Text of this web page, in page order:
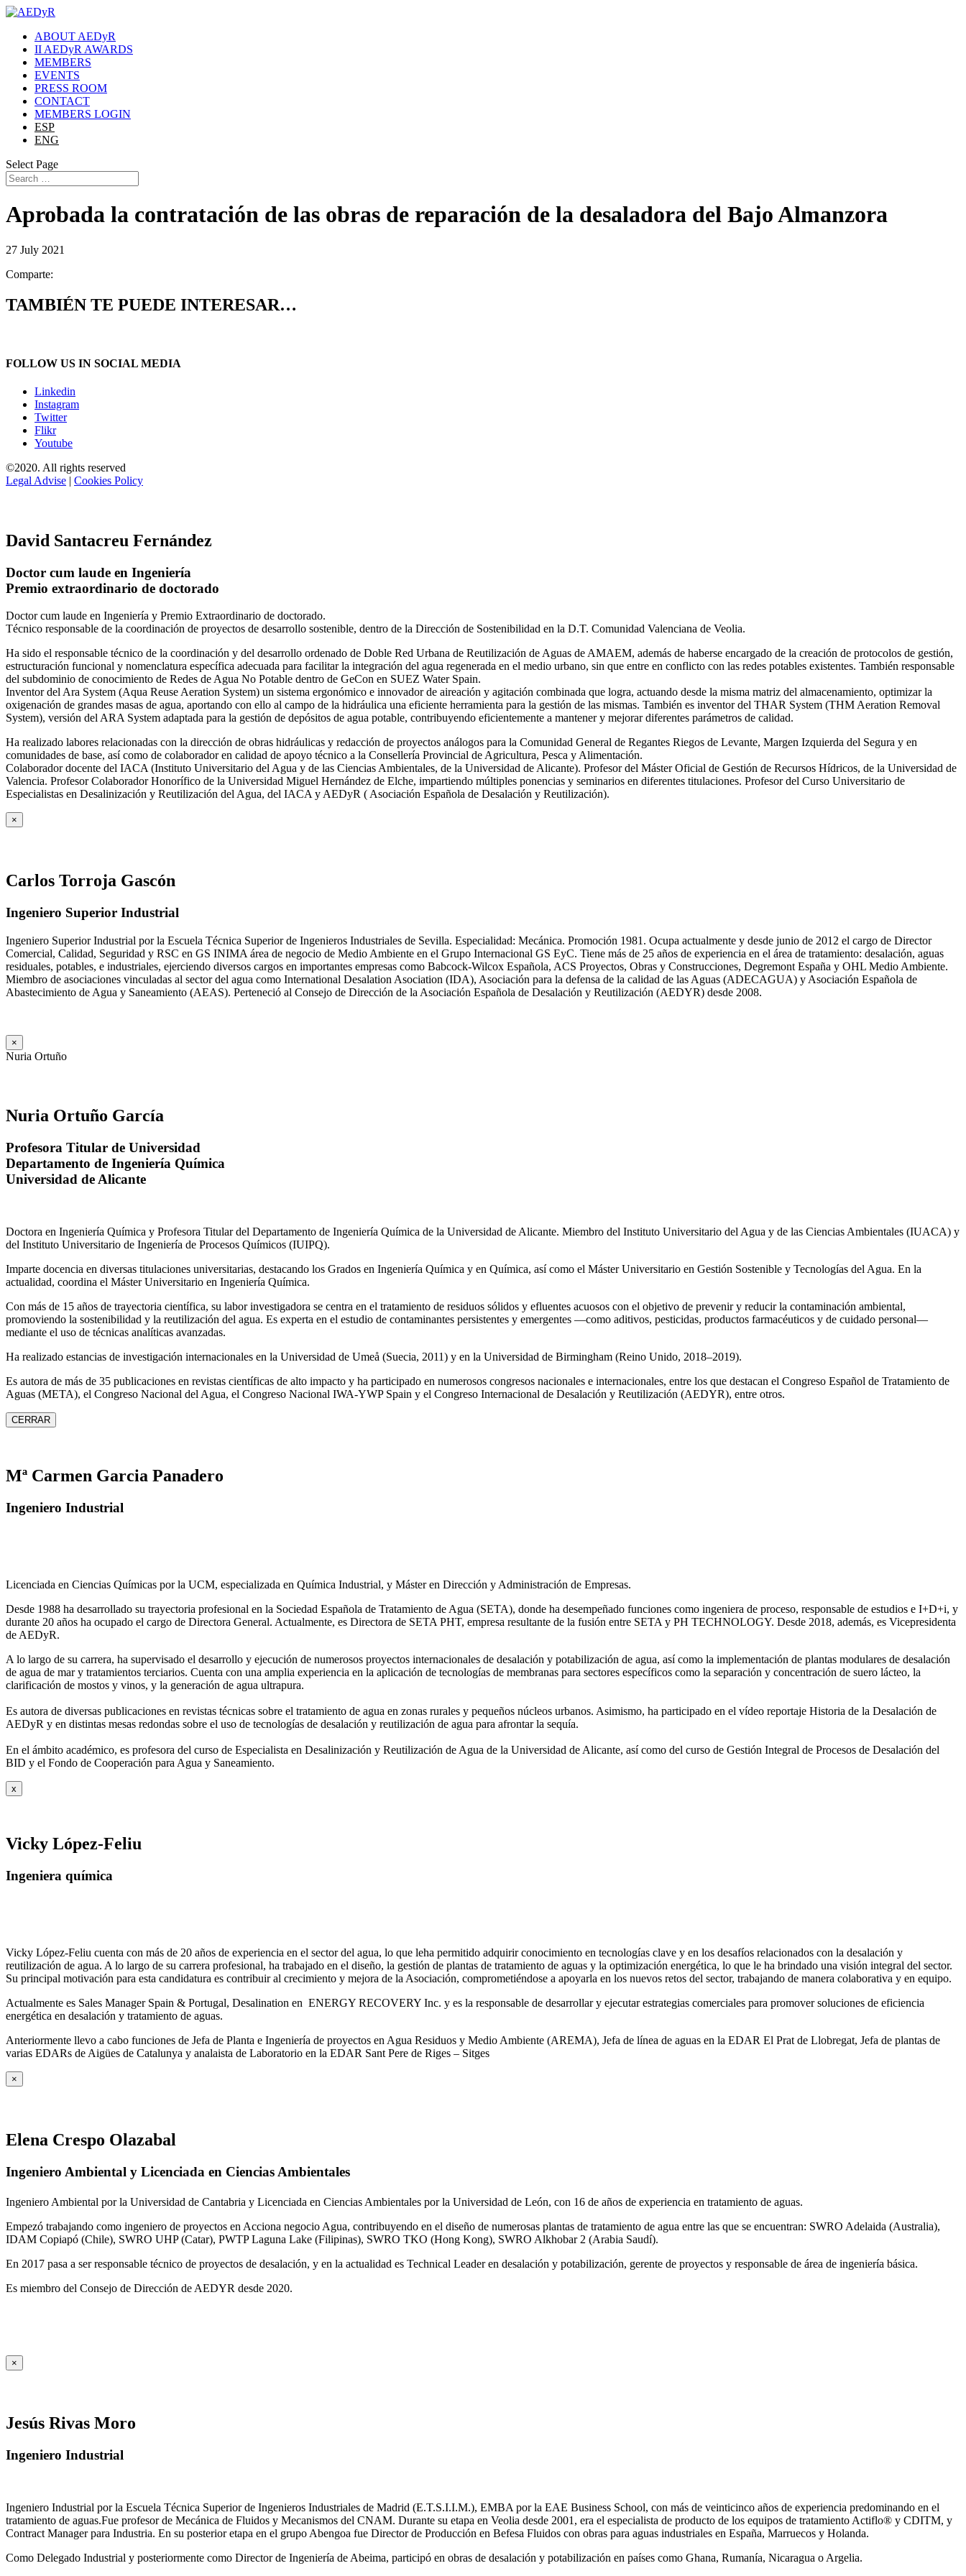
ABOUT AEDyR
II AEDyR AWARDS
MEMBERS
EVENTS
PRESS ROOM
CONTACT
MEMBERS LOGIN
ESP
ENG
Select Page
Aprobada la contratación de las obras de reparación de la desaladora del Bajo Almanzora
27 July 2021
Comparte:
TAMBIÉN TE PUEDE INTERESAR…
FOLLOW US IN SOCIAL MEDIA
Linkedin
Instagram
Twitter
Flikr
Youtube
©2020. All rights reserved
Legal Advise | Cookies Policy
David Santacreu Fernández
Doctor cum laude en Ingeniería
Premio extraordinario de doctorado
Doctor cum laude en Ingeniería y Premio Extraordinario de doctorado.
Técnico responsable de la coordinación de proyectos de desarrollo sostenible, dentro de la Dirección de Sostenibilidad en la D.T. Comunidad Valenciana de Veolia.
Ha sido el responsable técnico de la coordinación y del desarrollo ordenado de Doble Red Urbana de Reutilización de Aguas de AMAEM, además de haberse encargado de la creación de protocolos de gestión,
estructuración funcional y nomenclatura específica adecuada para facilitar la integración del agua regenerada en el medio urbano, sin que entre en conflicto con las redes potables existentes. También responsable
del subdominio de conocimiento de Redes de Agua No Potable dentro de GeCon en SUEZ Water Spain.
Inventor del Ara System (Aqua Reuse Aeration System) un sistema ergonómico e innovador de aireación y agitación combinada que logra, actuando desde la misma matriz del almacenamiento, optimizar la
oxigenación de grandes masas de agua, aportando con ello al campo de la hidráulica una eficiente herramienta para la gestión de las mismas. También es inventor del THAR System (THM Aeration Removal
System), versión del ARA System adaptada para la gestión de depósitos de agua potable, contribuyendo eficientemente a mantener y mejorar diferentes parámetros de calidad.
Ha realizado labores relacionadas con la dirección de obras hidráulicas y redacción de proyectos análogos para la Comunidad General de Regantes Riegos de Levante, Margen Izquierda del Segura y en
comunidades de base, así como de colaborador en calidad de apoyo técnico a la Consellería Provincial de Agricultura, Pesca y Alimentación.
Colaborador docente del IACA (Instituto Universitario del Agua y de las Ciencias Ambientales, de la Universidad de Alicante). Profesor del Máster Oficial de Gestión de Recursos Hídricos, de la Universidad de
Valencia. Profesor Colaborador Honorífico de la Universidad Miguel Hernández de Elche, impartiendo múltiples ponencias y seminarios en diferentes titulaciones. Profesor del Curso Universitario de
Especialistas en Desalinización y Reutilización del Agua, del IACA y AEDyR ( Asociación Española de Desalación y Reutilización).
×
Carlos Torroja Gascón
Ingeniero Superior Industrial
Ingeniero Superior Industrial por la Escuela Técnica Superior de Ingenieros Industriales de Sevilla. Especialidad: Mecánica. Promoción 1981. Ocupa actualmente y desde junio de 2012 el cargo de Director
Comercial, Calidad, Seguridad y RSC en GS INIMA área de negocio de Medio Ambiente en el Grupo Internacional GS EyC. Tiene más de 25 años de experiencia en el área de tratamiento: desalación, aguas
residuales, potables, e industriales, ejerciendo diversos cargos en importantes empresas como Babcock-Wilcox Española, ACS Proyectos, Obras y Construcciones, Degremont España y OHL Medio Ambiente.
Miembro de asociaciones vinculadas al sector del agua como International Desalation Asociation (IDA), Asociación para la defensa de la calidad de las Aguas (ADECAGUA) y Asociación Española de
Abastecimiento de Agua y Saneamiento (AEAS). Perteneció al Consejo de Dirección de la Asociación Española de Desalación y Reutilización (AEDYR) desde 2008.
×
Nuria Ortuño
Nuria Ortuño García
Profesora Titular de Universidad
Departamento de Ingeniería Química
Universidad de Alicante
Doctora en Ingeniería Química y Profesora Titular del Departamento de Ingeniería Química de la Universidad de Alicante. Miembro del Instituto Universitario del Agua y de las Ciencias Ambientales (IUACA) y
del Instituto Universitario de Ingeniería de Procesos Químicos (IUIPQ).
Imparte docencia en diversas titulaciones universitarias, destacando los Grados en Ingeniería Química y en Química, así como el Máster Universitario en Gestión Sostenible y Tecnologías del Agua. En la
actualidad, coordina el Máster Universitario en Ingeniería Química.
Con más de 15 años de trayectoria científica, su labor investigadora se centra en el tratamiento de residuos sólidos y efluentes acuosos con el objetivo de prevenir y reducir la contaminación ambiental,
promoviendo la sostenibilidad y la reutilización del agua. Es experta en el estudio de contaminantes persistentes y emergentes —como aditivos, pesticidas, productos farmacéuticos y de cuidado personal—
mediante el uso de técnicas analíticas avanzadas.
Ha realizado estancias de investigación internacionales en la Universidad de Umeå (Suecia, 2011) y en la Universidad de Birmingham (Reino Unido, 2018–2019).
Es autora de más de 35 publicaciones en revistas científicas de alto impacto y ha participado en numerosos congresos nacionales e internacionales, entre los que destacan el Congreso Español de Tratamiento de
Aguas (META), el Congreso Nacional del Agua, el Congreso Nacional IWA‑YWP Spain y el Congreso Internacional de Desalación y Reutilización (AEDYR), entre otros.
CERRAR
Mª Carmen Garcia Panadero
Ingeniero Industrial
Licenciada en Ciencias Químicas por la UCM, especializada en Química Industrial, y Máster en Dirección y Administración de Empresas.
Desde 1988 ha desarrollado su trayectoria profesional en la Sociedad Española de Tratamiento de Agua (SETA), donde ha desempeñado funciones como ingeniera de proceso, responsable de estudios e I+D+i, y
durante 20 años ha ocupado el cargo de Directora General. Actualmente, es Directora de SETA PHT, empresa resultante de la fusión entre SETA y PH TECHNOLOGY. Desde 2018, además, es Vicepresidenta
de AEDyR.
A lo largo de su carrera, ha supervisado el desarrollo y ejecución de numerosos proyectos internacionales de desalación y potabilización de agua, así como la implementación de plantas modulares de desalación
de agua de mar y tratamientos terciarios. Cuenta con una amplia experiencia en la aplicación de tecnologías de membranas para sectores específicos como la separación y concentración de suero lácteo, la
clarificación de mostos y vinos, y la generación de agua ultrapura.
Es autora de diversas publicaciones en revistas técnicas sobre el tratamiento de agua en zonas rurales y pequeños núcleos urbanos. Asimismo, ha participado en el vídeo reportaje Historia de la Desalación de
AEDyR y en distintas mesas redondas sobre el uso de tecnologías de desalación y reutilización de agua para afrontar la sequía.
En el ámbito académico, es profesora del curso de Especialista en Desalinización y Reutilización de Agua de la Universidad de Alicante, así como del curso de Gestión Integral de Procesos de Desalación del
BID y el Fondo de Cooperación para Agua y Saneamiento.
x
Vicky López-Feliu
Ingeniera química
Vicky López-Feliu cuenta con más de 20 años de experiencia en el sector del agua, lo que leha permitido adquirir conocimiento en tecnologías clave y en los desafíos relacionados con la desalación y
reutilización de agua. A lo largo de su carrera profesional, ha trabajado en el diseño, la gestión de plantas de tratamiento de aguas y la optimización energética, lo que le ha brindado una visión integral del sector.
Su principal motivación para esta candidatura es contribuir al crecimiento y mejora de la Asociación, comprometiéndose a apoyarla en los nuevos retos del sector, trabajando de manera colaborativa y en equipo.
Actualmente es Sales Manager Spain & Portugal, Desalination en ENERGY RECOVERY Inc. y es la responsable de desarrollar y ejecutar estrategias comerciales para promover soluciones de eficiencia
energética en desalación y tratamiento de aguas.
Anteriormente llevo a cabo funciones de Jefa de Planta e Ingeniería de proyectos en Agua Residuos y Medio Ambiente (AREMA), Jefa de línea de aguas en la EDAR El Prat de Llobregat, Jefa de plantas de
varias EDARs de Aigües de Catalunya y analaista de Laboratorio en la EDAR Sant Pere de Riges – Sitges
×
Elena Crespo Olazabal
Ingeniero Ambiental y Licenciada en Ciencias Ambientales
Ingeniero Ambiental por la Universidad de Cantabria y Licenciada en Ciencias Ambientales por la Universidad de León, con 16 de años de experiencia en tratamiento de aguas.
Empezó trabajando como ingeniero de proyectos en Acciona negocio Agua, contribuyendo en el diseño de numerosas plantas de tratamiento de agua entre las que se encuentran: SWRO Adelaida (Australia),
IDAM Copiapó (Chile), SWRO UHP (Catar), PWTP Laguna Lake (Filipinas), SWRO TKO (Hong Kong), SWRO Alkhobar 2 (Arabia Saudí).
En 2017 pasa a ser responsable técnico de proyectos de desalación, y en la actualidad es Technical Leader en desalación y potabilización, gerente de proyectos y responsable de área de ingeniería básica.
Es miembro del Consejo de Dirección de AEDYR desde 2020.
×
Jesús Rivas Moro
Ingeniero Industrial
Ingeniero Industrial por la Escuela Técnica Superior de Ingenieros Industriales de Madrid (E.T.S.I.I.M.), EMBA por la EAE Business School, con más de veinticinco años de experiencia predominando en el
tratamiento de aguas.Fue profesor de Mecánica de Fluidos y Mecanismos del CNAM. Durante su etapa en Veolia desde 2001, era el especialista de producto de los equipos de tratamiento Actiflo® y CDITM, y
Contract Manager para Industria. En su posterior etapa en el grupo Abengoa fue Director de Producción en Befesa Fluidos con obras para aguas industriales en España, Marruecos y Holanda.
Como Delegado Industrial y posteriormente como Director de Ingeniería de Abeima, participó en obras de desalación y potabilización en países como Ghana, Rumanía, Nicaragua o Argelia.